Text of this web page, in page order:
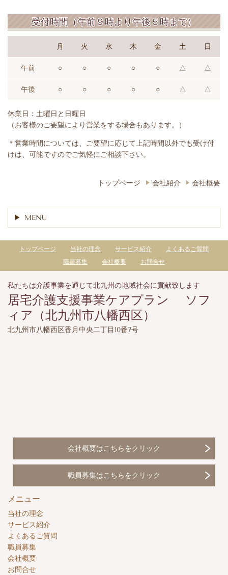
受付時間（午前９時より午後５時まで）
月 火 水 木 金 土 日
午前 ○ ○ ○ ○ ○ △ △
午後 ○ ○ ○ ○ ○ △ △
休業日：土曜日と日曜日
（お客様のご要望により営業をする場合もあります。）
＊営業時間については、ご要望に応じて上記時間以外でも受け付
けは、可能ですのでご気軽にご相談下さい。
トップページ 会社紹介 会社概要
MENU
トップページ 当社の理念 サービス紹介
よくあるご質問
職員募集
会社概要 お問合せ
私たちは介護事業を通じて北九州の地域社会に貢献致します
居宅介護支援事業ケアプラン ソフ
ィア
（北九州市八幡西区）
北九州市八幡西区香月中央二丁目10番7号
会社概要はこちらをクリック
職員募集はこちらをクリック
メニュー
当社の理念
サービス紹介
よくあるご質問
職員募集
会社概要
お問合せ